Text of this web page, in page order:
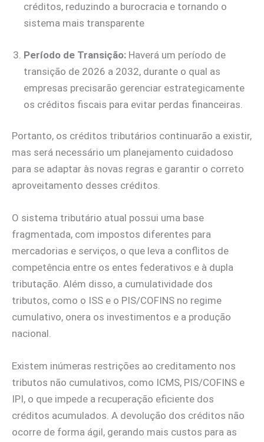
créditos, reduzindo a burocracia e tornando o
sistema mais transparente
Período de Transição: Haverá um período de
transição de 2026 a 2032, durante o qual as
empresas precisarão gerenciar estrategicamente
os créditos fiscais para evitar perdas financeiras.
Portanto, os créditos tributários continuarão a existir,
mas será necessário um planejamento cuidadoso
para se adaptar às novas regras e garantir o correto
aproveitamento desses créditos.
O sistema tributário atual possui uma base
fragmentada, com impostos diferentes para
mercadorias e serviços, o que leva a conflitos de
competência entre os entes federativos e à dupla
tributação. Além disso, a cumulatividade dos
tributos, como o ISS e o PIS/COFINS no regime
cumulativo, onera os investimentos e a produção
nacional.
Existem inúmeras restrições ao creditamento nos
tributos não cumulativos, como ICMS, PIS/COFINS e
IPI, o que impede a recuperação eficiente dos
créditos acumulados. A devolução dos créditos não
ocorre de forma ágil, gerando mais custos para as